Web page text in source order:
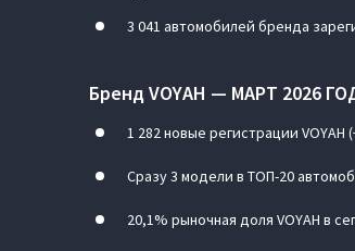
3 041 автомобилей бренда
Бренд VOYAH — МАРТ 2026
1 282 новые регистрации
Сразу 3 модели в ТОП-20
20,1% рыночная доля VOYAH в